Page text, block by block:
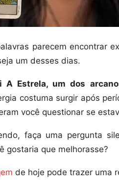
parecem encontrar
um desses dias.
Estrela, um dos
costuma surgir após
você questionar se
faça uma pergunta
gostaria que melhorasse?
de hoje pode trazer uma